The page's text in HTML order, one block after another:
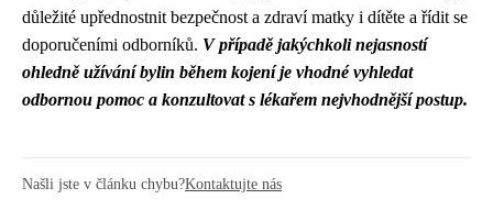
důležité upřednostnit bezpečnost a zdraví matky i dítěte a řídit se
doporučeními odborníků. V případě jakýchkoli nejasností
ohledně užívání bylin během kojení je vhodné vyhledat
odbornou pomoc a konzultovat s lékařem nejvhodnější postup.
Našli jste v článku chybu?Kontaktujte nás